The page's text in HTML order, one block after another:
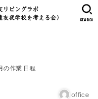
SEARCH
の作業 日程
office